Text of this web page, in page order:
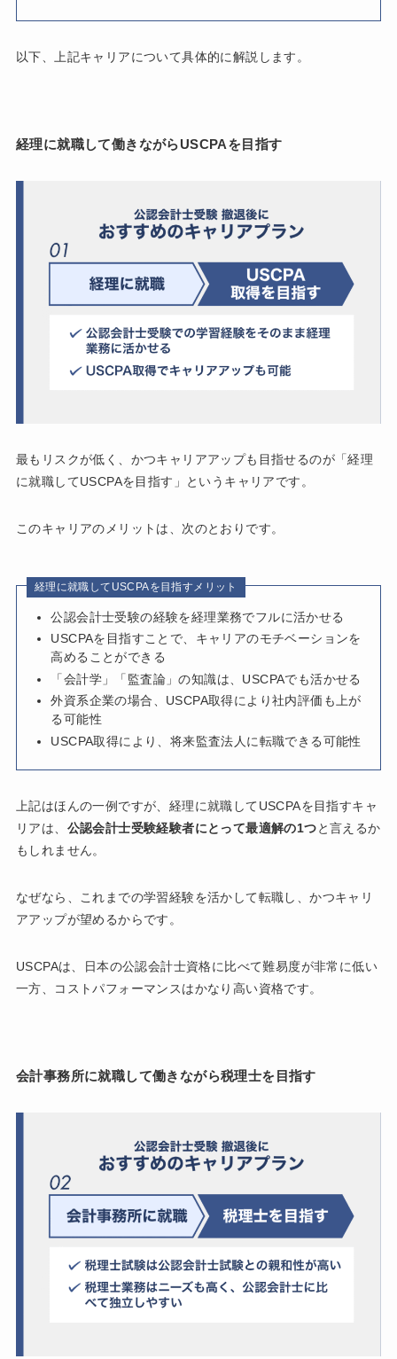
以下、上記キャリアについて具体的に解説します。
経理に就職して働きながらUSCPAを目指す
最もリスクが低く、かつキャリアアップも目指せるのが「経理
に就職してUSCPAを目指す」というキャリアです。
このキャリアのメリットは、次のとおりです。
経理に就職してUSCPAを目指すメリット
公認会計士受験の経験を経理業務でフルに活かせる
USCPAを目指すことで、キャリアのモチベーションを
高めることができる
「会計学」「監査論」の知識は、USCPAでも活かせる
外資系企業の場合、USCPA取得により社内評価も上が
る可能性
USCPA取得により、将来監査法人に転職できる可能性
上記はほんの一例ですが、経理に就職してUSCPAを目指すキャ
リアは、 公認会計士受験経験者にとって最適解の1つと言えるか
もしれません。
なぜなら、これまでの学習経験を活かして転職し、かつキャリ
アアップが望めるからです。
USCPAは、日本の公認会計士資格に比べて難易度が非常に低い
一方、コストパフォーマンスはかなり高い資格です。
会計事務所に就職して働きながら税理士を目指す